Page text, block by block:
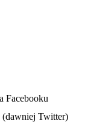
Facebooku
(dawniej Twitter)